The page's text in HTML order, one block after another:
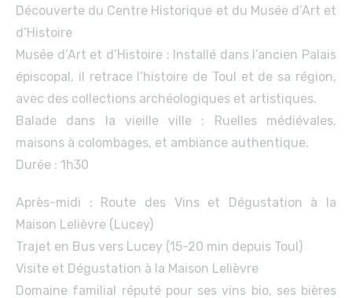
Découverte du Centre Historique et du Musée d’Art et
d’Histoire
Musée d’Art et d’Histoire : Installé dans l’ancien Palais
épiscopal, il retrace l’histoire de Toul et de sa région,
avec des collections archéologiques et artistiques.
Balade dans la vieille ville : Ruelles médiévales,
maisons à colombages, et ambiance authentique.
Durée : 1h30
Après-midi : Route des Vins et Dégustation à la
Maison Lelièvre (Lucey)
Trajet en Bus vers Lucey (15-20 min depuis Toul)
Visite et Dégustation à la Maison Lelièvre
Domaine familial réputé pour ses vins bio, ses bières